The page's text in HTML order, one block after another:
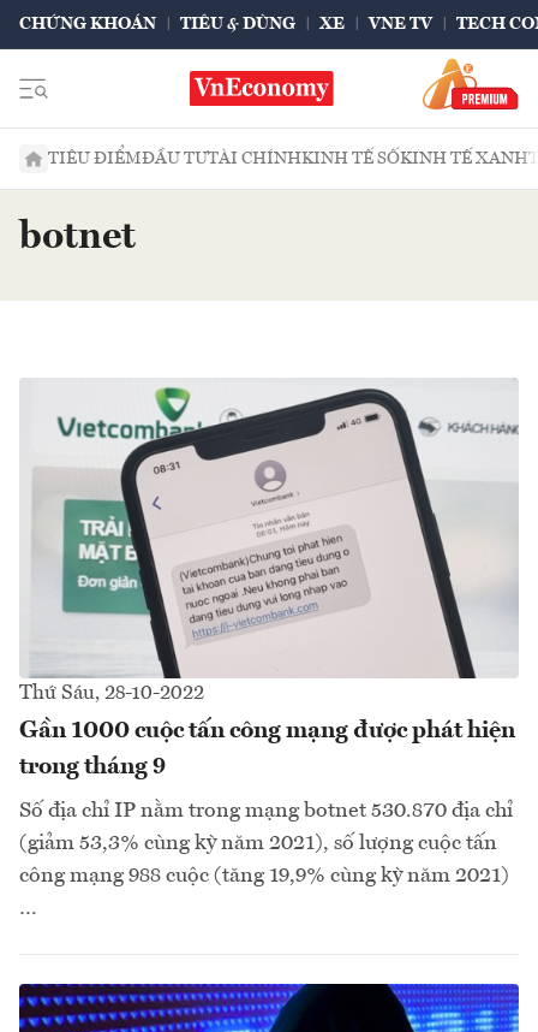
CHỨNG KHOÁN TIÊU & DÙNG XE VNE TV TECH
TIÊU ĐIỂMĐẦU TƯTÀI CHÍNHKINH TẾ SỐKINH TẾ XANH
botnet
Thứ Sáu, 28-10-2022
Gần 1000 cuộc tấn công mạng được phát hiện
trong tháng 9
Số địa chỉ IP nằm trong mạng botnet 530.870 địa chỉ
(giảm 53,3% cùng kỳ năm 2021), số lượng cuộc tấn
công mạng 988 cuộc (tăng 19,9% cùng kỳ năm 2021)
…